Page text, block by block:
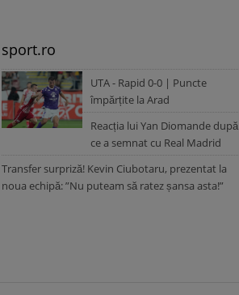
sport.ro
UTA - Rapid 0-0 | Puncte
împărțite la Arad
Reacția lui Yan Diomande după
ce a semnat cu Real Madrid
Transfer surpriză! Kevin Ciubotaru, prezentat la
noua echipă: ”Nu puteam să ratez șansa asta!”